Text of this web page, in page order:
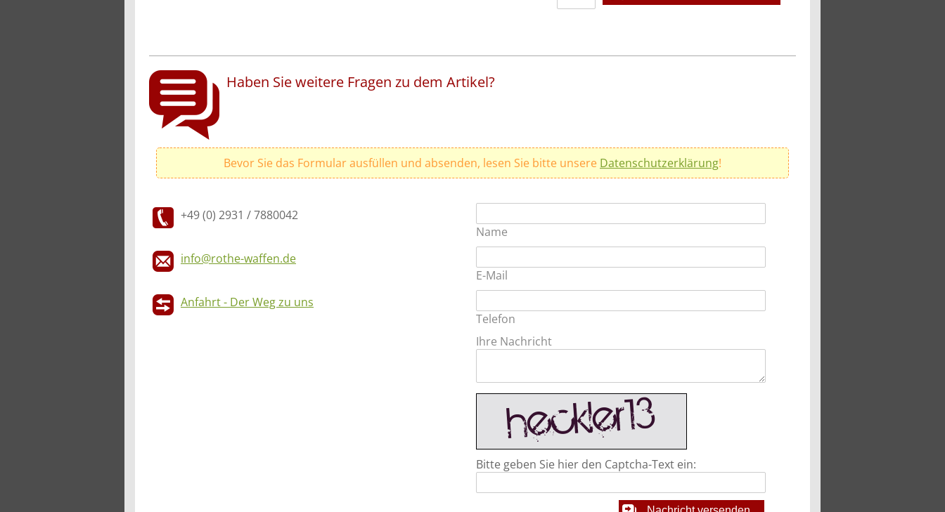
Haben Sie weitere Fragen zu dem Artikel?
Bevor Sie das Formular ausfüllen und absenden, lesen Sie bitte unsere Datenschutzerklärung!
+49 (0) 2931 / 7880042
Name
info@rothe-waffen.de
E-Mail
Anfahrt - Der Weg zu uns
Telefon
Ihre Nachricht
Bitte geben Sie hier den Captcha-Text ein: